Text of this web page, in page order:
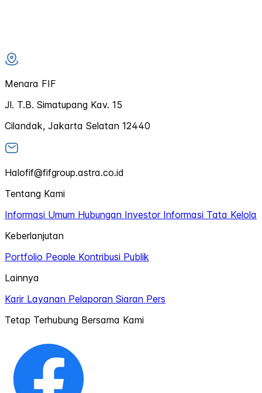
Menara FIF
Jl. T.B. Simatupang Kav. 15
Cilandak, Jakarta Selatan 12440
Halofif@fifgroup.astra.co.id
Tentang Kami
Informasi Umum Hubungan Investor Informasi Tata Kelola
Keberlanjutan
Portfolio People Kontribusi Publik
Lainnya
Karir Layanan Pelaporan Siaran Pers
Tetap Terhubung Bersama Kami